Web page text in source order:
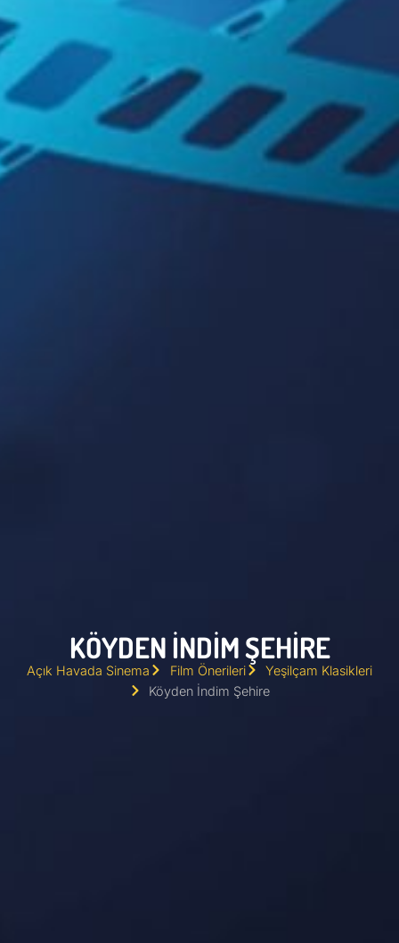
KÖYDEN İNDIM ŞEHIRE
Açık Havada Sinema Film Önerileri
Yeşilçam Klasikleri
Köyden İndim Şehire